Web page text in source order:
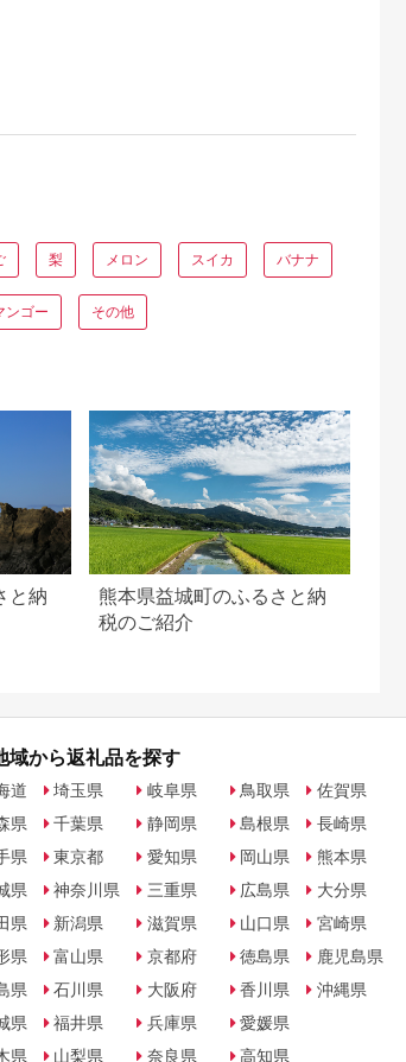
梨 メロン スイカ バナナ
ンゴー その他
と納
熊本県益城町のふるさと納
税のご紹介
域から返礼品を探す
道
県
県
県
県
県
県
県
県
埼玉県
千葉県
東京都
神奈川県
新潟県
富山県
石川県
福井県
山梨県
岐阜県
静岡県
愛知県
三重県
滋賀県
京都府
大阪府
兵庫県
奈良県
鳥取県
島根県
岡山県
広島県
山口県
徳島県
香川県
愛媛県
高知県
佐賀県
長崎県
熊本県
大分県
宮崎県
鹿児島県
沖縄県